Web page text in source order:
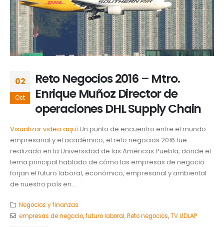
02
Oct
Reto Negocios 2016 – Mtro.
Enrique Muñoz Director de
operaciones DHL Supply Chain
Visualizar video aquíUn punto de encuentro entre el mundo
empresarial y el académico, el reto negocios 2016 fue
realizado en la Universidad de las Américas Puebla, donde el
tema principal hablado de cómo las empresas de negocio
forjan el futuro laboral, económico, empresarial y ambiental
de nuestro país en...
Negocios y finanzas
empresas de negocio,futuro laboral,Reto negocios,TV UDLAP